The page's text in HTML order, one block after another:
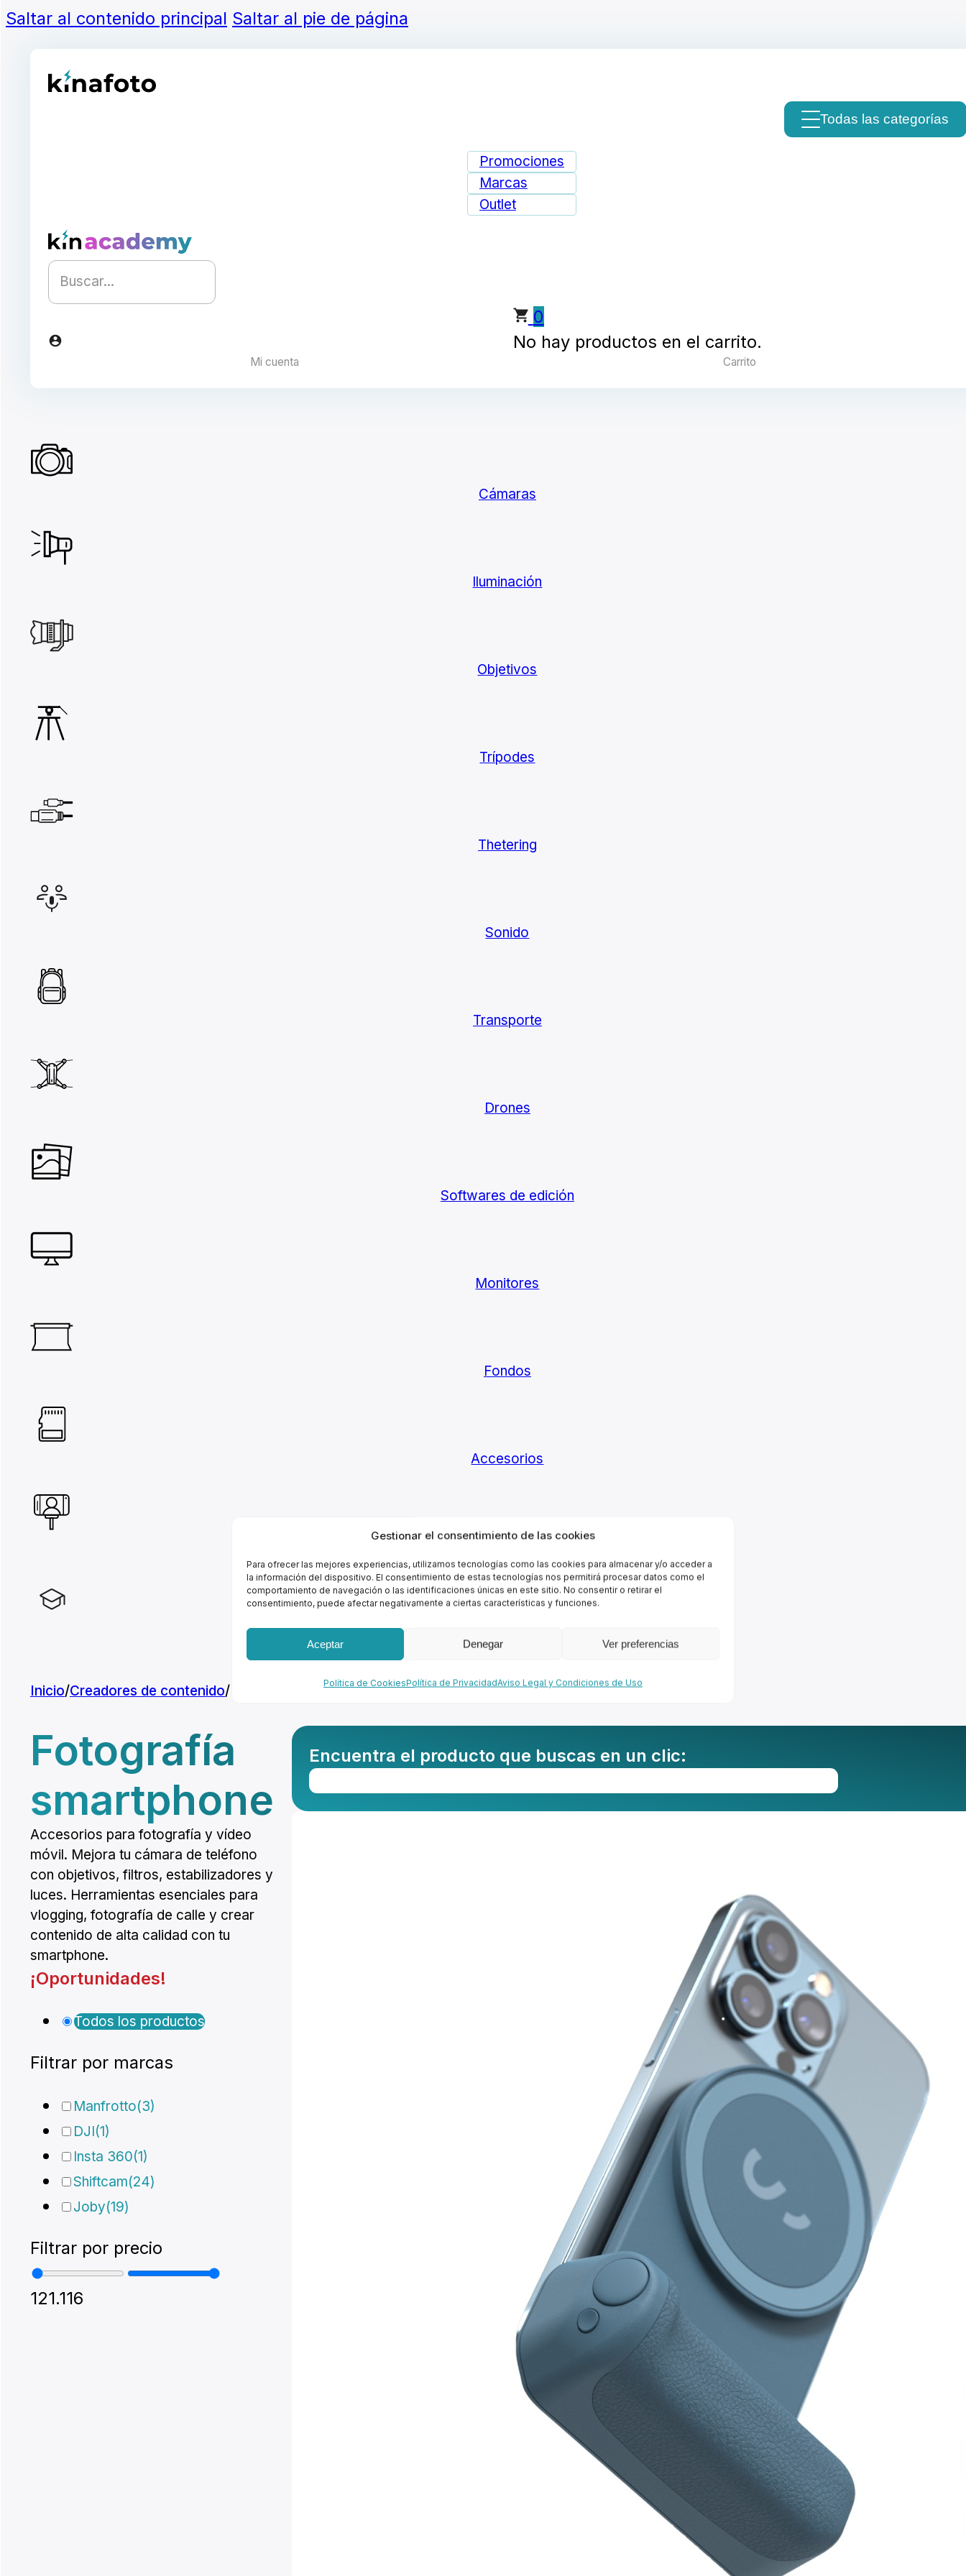
Gestionar el consentimiento de las cookies
Para ofrecer las mejores experiencias, utilizamos tecnologías como las cookies para almacenar y/o acceder a
la información del dispositivo. El consentimiento de estas tecnologías nos permitirá procesar datos como el
comportamiento de navegación o las identificaciones únicas en este sitio. No consentir o retirar el
consentimiento, puede afectar negativamente a ciertas características y funciones.
Aceptar Denegar Ver preferencias
Política de CookiesPolítica de PrivacidadAviso Legal y Condiciones de Uso
Saltar al contenido principal Saltar al pie de página
Todas las categorías
Promociones
Marcas
Outlet
Buscar...
Mi cuenta
0
No hay productos en el carrito.
Carrito
Cámaras
Iluminación
Objetivos
Trípodes
Thetering
Sonido
Transporte
Drones
Softwares de edición
Monitores
Fondos
Accesorios
Inicio/Creadores de contenido/Fotografía smartphone
Fotografía
smartphone
Accesorios para fotografía y vídeo
móvil. Mejora tu cámara de teléfono
con objetivos, filtros, estabilizadores y
luces. Herramientas esenciales para
vlogging, fotografía de calle y crear
contenido de alta calidad con tu
smartphone.
¡Oportunidades!
Todos los productos
Filtrar por marcas
Manfrotto(3)
DJI(1)
Insta 360(1)
Shiftcam(24)
Joby(19)
Filtrar por precio
121.116
Encuentra el producto que buscas en un clic: